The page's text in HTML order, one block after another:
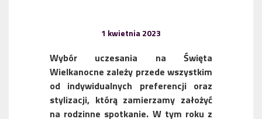
1 kwietnia 2023
Wybór uczesania na Święta
Wielkanocne zależy przede wszystkim
od indywidualnych preferencji oraz
stylizacji, którą zamierzamy założyć
na rodzinne spotkanie. W tym roku z